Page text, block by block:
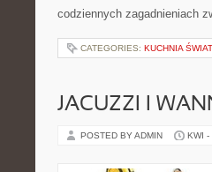
codziennych zagadnieniach
CATEGORIES: KUCHNIA
JACUZZI I
POSTED BY ADMIN KWI -